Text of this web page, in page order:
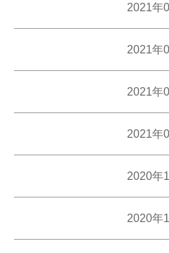
2021年
2021年
2021年
2021年
2020年
2020年